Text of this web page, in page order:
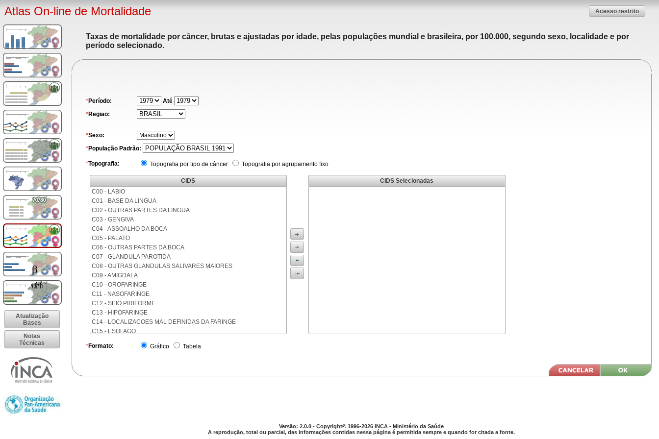
Atlas On-line de Mortalidade Acesso restrito
Atualização
Bases
Notas
Técnicas
Taxas de mortalidade por câncer, brutas e ajustadas por idade, pelas populações mundial e brasileira, por 100.000, segundo sexo, localidade e por
período selecionado.
*Período:
Até
*Regiao:
*Sexo:
*População Padrão:
*Topografia: Topografia por tipo de câncer Topografia por agrupamento fixo
CIDS
C00 - LABIO
C01 - BASE DA LINGUA
C02 - OUTRAS PARTES DA LINGUA
C03 - GENGIVA
C04 - ASSOALHO DA BOCA
C05 - PALATO
C06 - OUTRAS PARTES DA BOCA
C07 - GLANDULA PAROTIDA
C08 - OUTRAS GLANDULAS SALIVARES MAIORES
C09 - AMIGDALA
C10 - OROFARINGE
C11 - NASOFARINGE
C12 - SEIO PIRIFORME
C13 - HIPOFARINGE
C14 - LOCALIZACOES MAL DEFINIDAS DA FARINGE
C15 - ESOFAGO
C17 - INTESTINO DELGADO
C20 - RETO
C26 - LOCALIZACOES MAL DEFINIDAS NO APARELHO DIGESTIVO
CIDS Selecionadas
*Formato: Gráfico Tabela
Versão: 2.0.0 - Copyright© 1996-2026 INCA - Ministério da Saúde
A reprodução, total ou parcial, das informações contidas nessa página é permitida sempre e quando for citada a fonte.